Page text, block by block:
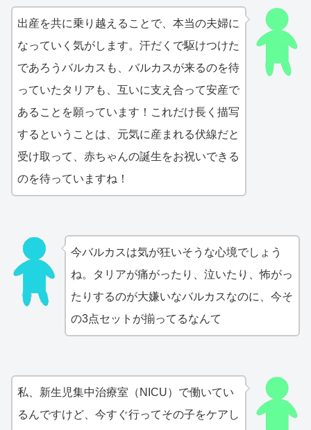
出産を共に乗り越えることで、本当の夫婦に
なっていく気がします。汗だくで駆けつけた
であろうバルカスも、バルカスが来るのを待
っていたタリアも、互いに支え合って安産で
あることを願っています！これだけ長く描写
するということは、元気に産まれる伏線だと
受け取って、赤ちゃんの誕生をお祝いできる
のを待っていますね！
今バルカスは気が狂いそうな心境でしょう
ね。タリアが痛がったり、泣いたり、怖がっ
たりするのが大嫌いなバルカスなのに、今そ
の3点セットが揃ってるなんて
私、新生児集中治療室（NICU）で働いてい
るんですけど、今すぐ行ってその子をケアし